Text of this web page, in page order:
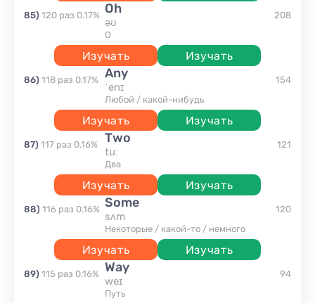
85) 120 раз 0.17% Oh
əʊ
о
Изучать Изучать
208
86) 118 раз 0.17% any
ˈenɪ
любой / какой-нибудь
Изучать Изучать
154
87) 117 раз 0.16% two
tuː
два
Изучать Изучать
121
88) 116 раз 0.16% some
sʌm
некоторые / какой-то / немного
Изучать Изучать
120
89) 115 раз 0.16% way
weɪ
путь
94